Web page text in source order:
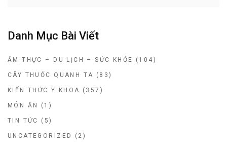
Danh Mục Bài Viết
ẨM THỰC – DU LỊCH – SỨC KHỎE (104)
CÂY THUỐC QUANH TA (83)
KIẾN THỨC Y KHOA (357)
MÓN ĂN (1)
TIN TỨC (5)
UNCATEGORIZED (2)